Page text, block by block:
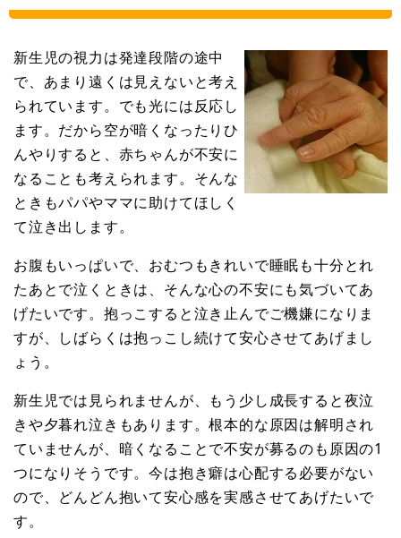
新生児の視力は発達段階の途中
で、あまり遠くは見えないと考え
られています。でも光には反応し
ます。だから空が暗くなったりひ
んやりすると、赤ちゃんが不安に
なることも考えられます。そんな
ときもパパやママに助けてほしく
て泣き出します。
お腹もいっぱいで、おむつもきれいで睡眠も十分とれ
たあとで泣くときは、そんな心の不安にも気づいてあ
げたいです。抱っこすると泣き止んでご機嫌になりま
すが、しばらくは抱っこし続けて安心させてあげまし
ょう。
新生児では見られませんが、もう少し成長すると夜泣
きや夕暮れ泣きもあります。根本的な原因は解明され
ていませんが、暗くなることで不安が募るのも原因の1
つになりそうです。今は抱き癖は心配する必要がない
ので、どんどん抱いて安心感を実感させてあげたいで
す。